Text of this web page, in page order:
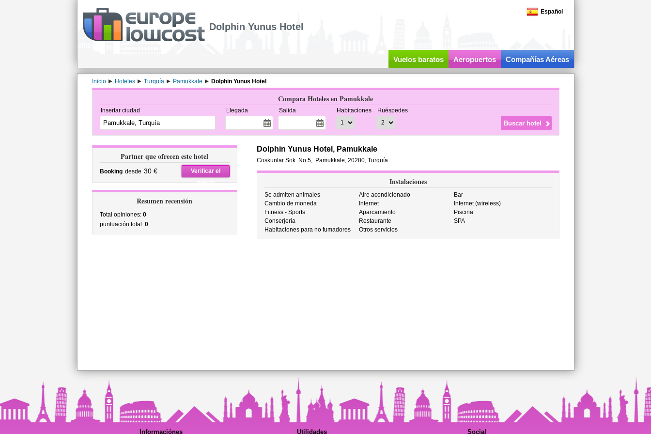
Español
Dolphin Yunus Hotel
Vuelos baratos Aeropuertos Compañías Aéreas
Inicio Hoteles Turquía Pamukkale Dolphin Yunus Hotel
Compara Hoteles en Pamukkale
Insertar ciudad Llegada Salida Habitaciones Huéspedes
Partner que ofrecen este hotel
Booking desde 30 €
Verificar el
precio
Resumen recensión
Total opiniones: 0
puntuación total: 0
Dolphin Yunus Hotel, Pamukkale
Coskunlar Sok. No:5, Pamukkale, 20280, Turquía
Instalaciones
Se admiten animales Aire acondicionado
Bar
Cambio de moneda
Internet
Internet (wireless)
Fitness - Sports
Aparcamiento
Piscina
Conserjería
Restaurante
SPA
Habitaciones para no fumadores
Otros servicios
Informaciónes Utilidades Social